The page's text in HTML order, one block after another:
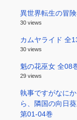
異世界転生の冒
30 views
カムヤライド 全
30 views
魁の花巫女 全08
29 views
執事ですがなに
ら、隣国の向日
第01-04巻